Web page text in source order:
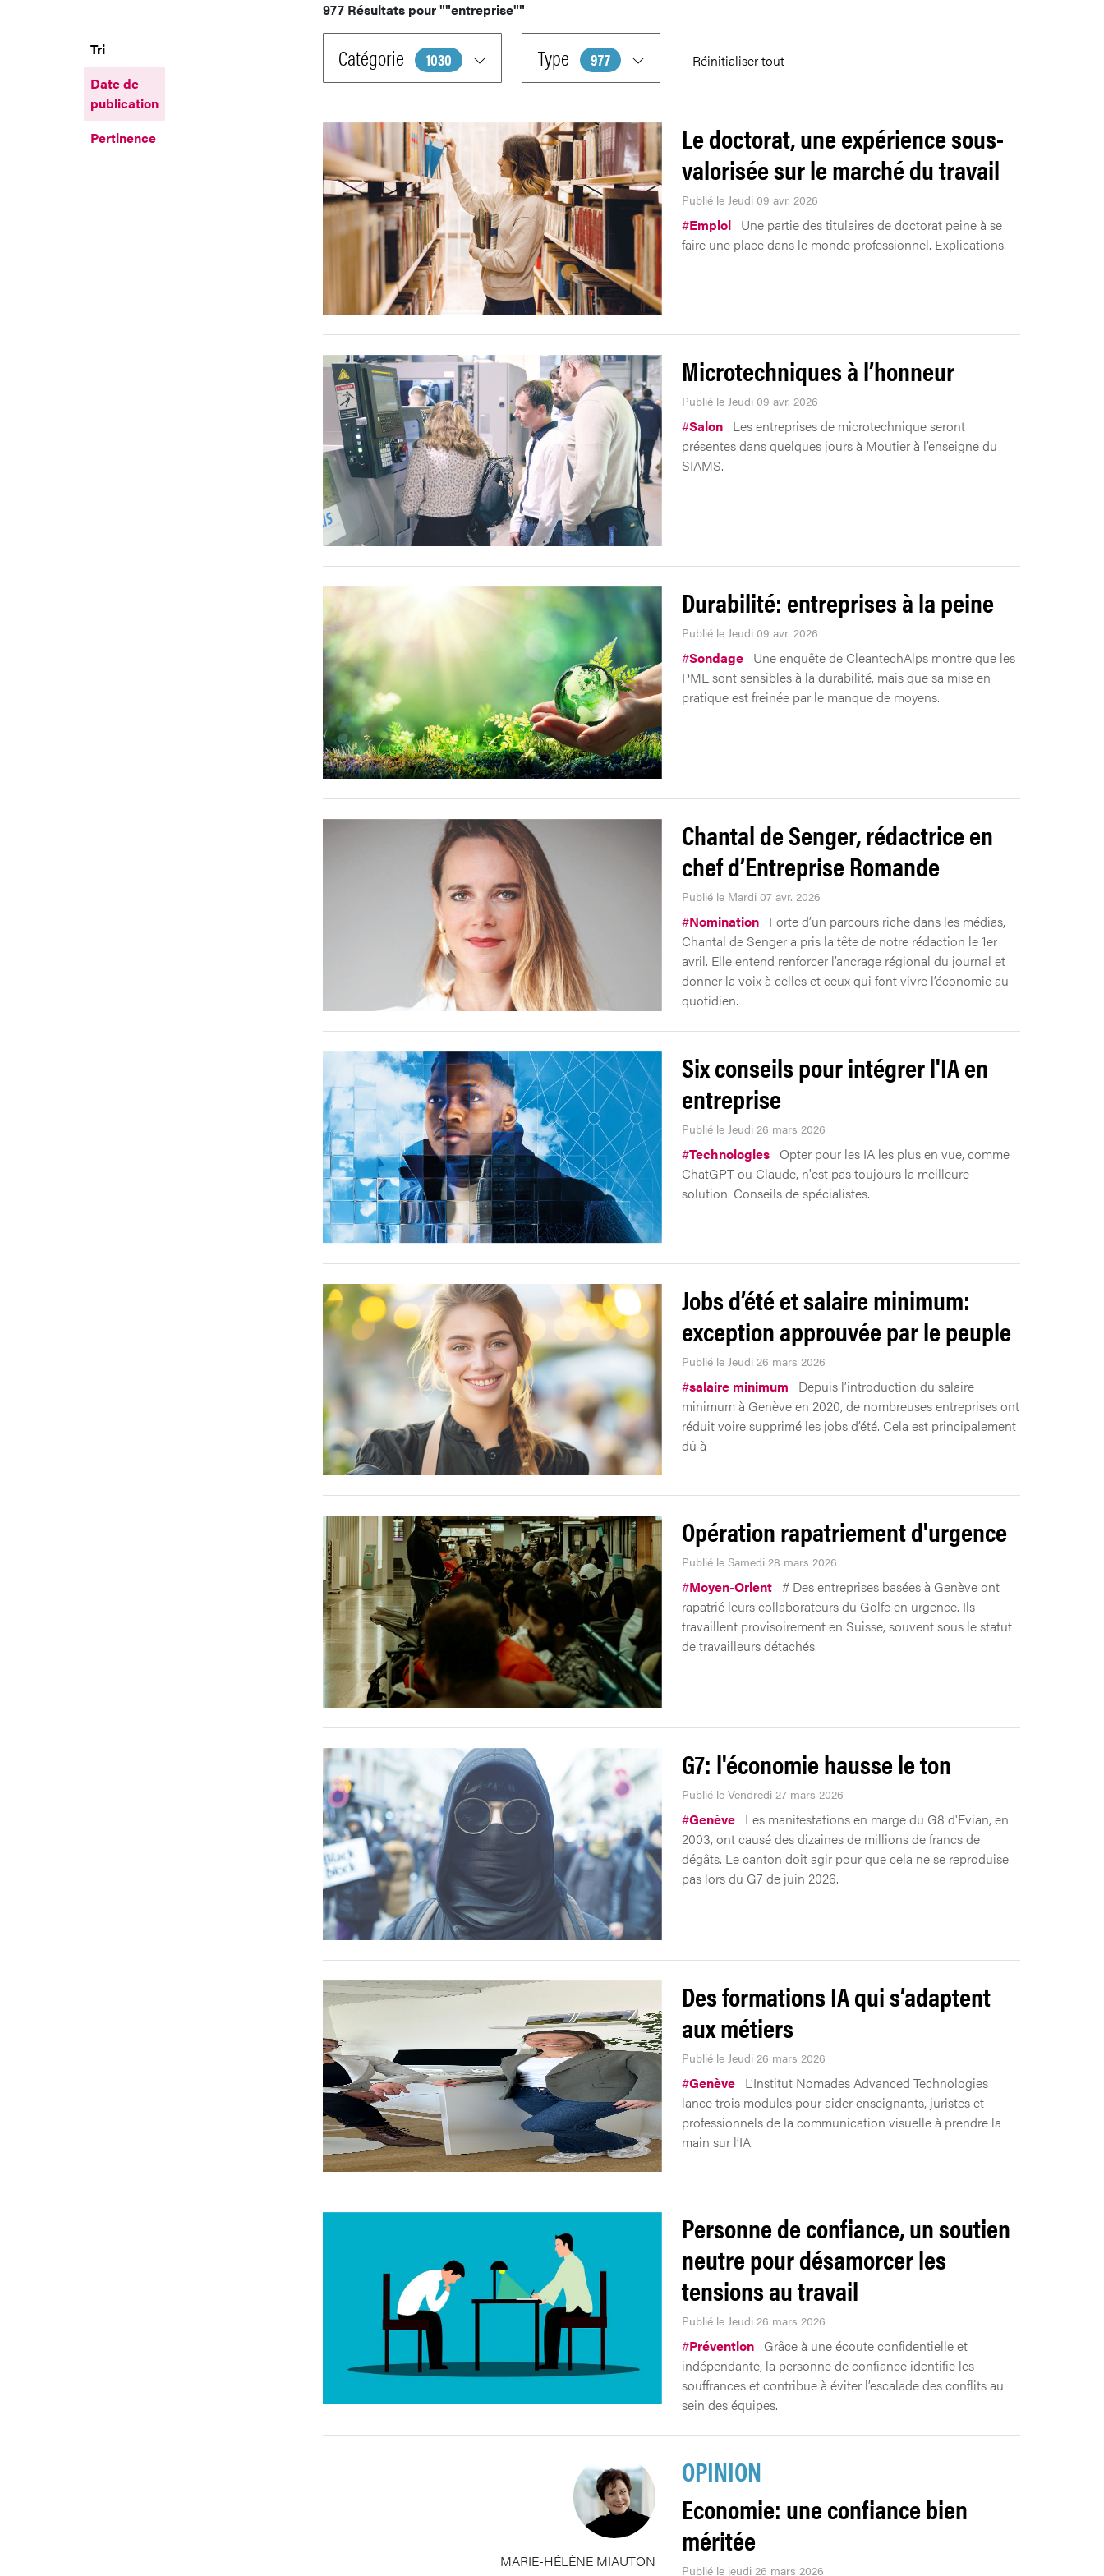
977 Résultats pour""entreprise""
Tri
Date de
publication
Pertinence
Catégorie 1030 Type 977 Réinitialiser tout
Le doctorat, une expérience sous-
valorisée sur le marché du travail
Publié le Jeudi 09 avr. 2026
#Emploi Une partie des titulaires de doctorat peine à se
faire une place dans le monde professionnel. Explications.
Microtechniques à l’honneur
Publié le Jeudi 09 avr. 2026
#Salon Les entreprises de microtechnique seront
présentes dans quelques jours à Moutier à l’enseigne du
SIAMS.
Durabilité: entreprises à la peine
Publié le Jeudi 09 avr. 2026
#Sondage Une enquête de CleantechAlps montre que les
PME sont sensibles à la durabilité, mais que sa mise en
pratique est freinée par le manque de moyens.
Chantal de Senger, rédactrice en
chef d’Entreprise Romande
Publié le Mardi 07 avr. 2026
#Nomination Forte d’un parcours riche dans les médias,
Chantal de Senger a pris la tête de notre rédaction le 1er
avril. Elle entend renforcer l’ancrage régional du journal et
donner la voix à celles et ceux qui font vivre l’économie au
quotidien.
Six conseils pour intégrer l'IA en
entreprise
Publié le Jeudi 26 mars 2026
#Technologies Opter pour les IA les plus en vue, comme
ChatGPT ou Claude, n'est pas toujours la meilleure
solution. Conseils de spécialistes.
Jobs d’été et salaire minimum:
exception approuvée par le peuple
Publié le Jeudi 26 mars 2026
#salaire minimum
Depuis l’introduction du salaire
minimum à Genève en 2020, de nombreuses entreprises ont
réduit voire supprimé les jobs d’été. Cela est principalement
dû à
Opération rapatriement d'urgence
Publié le Samedi 28 mars 2026
#Moyen-Orient # Des entreprises basées à Genève ont
rapatrié leurs collaborateurs du Golfe en urgence. Ils
travaillent provisoirement en Suisse, souvent sous le statut
de travailleurs détachés.
G7: l'économie hausse le ton
Publié le Vendredi 27 mars 2026
#Genève Les manifestations en marge du G8 d'Evian, en
2003, ont causé des dizaines de millions de francs de
dégâts. Le canton doit agir pour que cela ne se reproduise
pas lors du G7 de juin 2026.
Des formations IA qui s’adaptent
aux métiers
Publié le Jeudi 26 mars 2026
#Genève L’Institut Nomades Advanced Technologies
lance trois modules pour aider enseignants, juristes et
professionnels de la communication visuelle à prendre la
main sur l’IA.
Personne de confiance, un soutien
neutre pour désamorcer les
tensions au travail
Publié le Jeudi 26 mars 2026
#Prévention Grâce à une écoute confidentielle et
indépendante, la personne de confiance identifie les
souffrances et contribue à éviter l’escalade des conflits au
sein des équipes.
MARIE-HÉLÈNE MIAUTON
OPINION
Economie: une confiance bien
méritée
Publié le jeudi 26 mars 2026